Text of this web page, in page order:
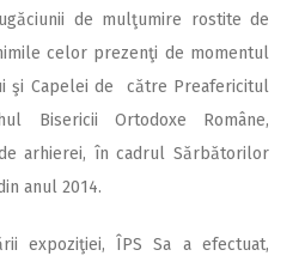
de mulţumire rostite de
celor prezenţi de momentul
şi Capelei de către Preafericitul
Bisericii Ortodoxe Române,
arhierei, în cadrul Sărbătorilor
anul 2014.
expoziţiei, ÎPS Sa a efectuat,